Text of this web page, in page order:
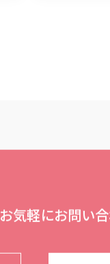
お気軽にお問い